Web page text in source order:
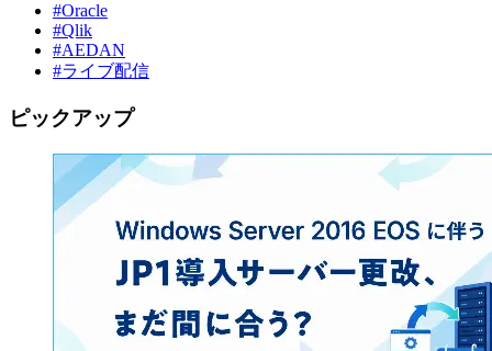
#Oracle
#Qlik
#AEDAN
#ライブ配信
ピックアップ